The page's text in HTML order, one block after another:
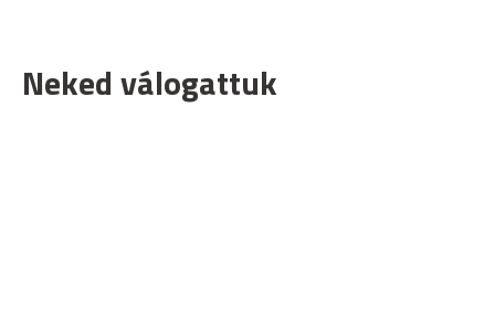
Neked válogattuk